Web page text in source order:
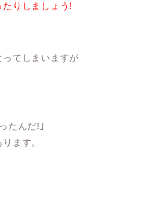
りしましょう!
てしまいますが
たんだ!｣
ます。